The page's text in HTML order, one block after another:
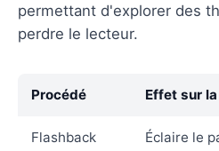
permettant d'explorer des
perdre le lecteur.
Procédé Effet sur
Flashback Éclaire le